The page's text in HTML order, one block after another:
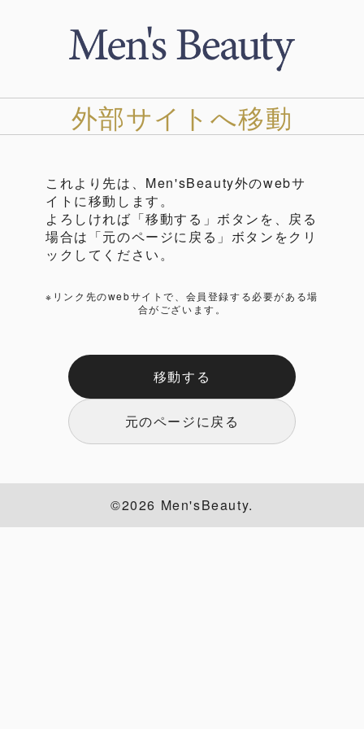
外部サイトへ移動
これより先は、Men'sBeauty外のwebサ
イトに移動します。
よろしければ「移動する」ボタンを、戻る
場合は「元のページに戻る」ボタンをクリ
ックしてください。
※リンク先のwebサイトで、会員登録する必要がある場
合がございます。
移動する
元のページに戻る
©2026 Men'sBeauty.